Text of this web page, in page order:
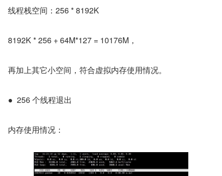
线程栈空间：256 * 8192K
8192K * 256 + 64M*127 = 10176M，
再加上其它小空间，符合虚拟内存使用情况。
●  256 个线程退出
内存使用情况：